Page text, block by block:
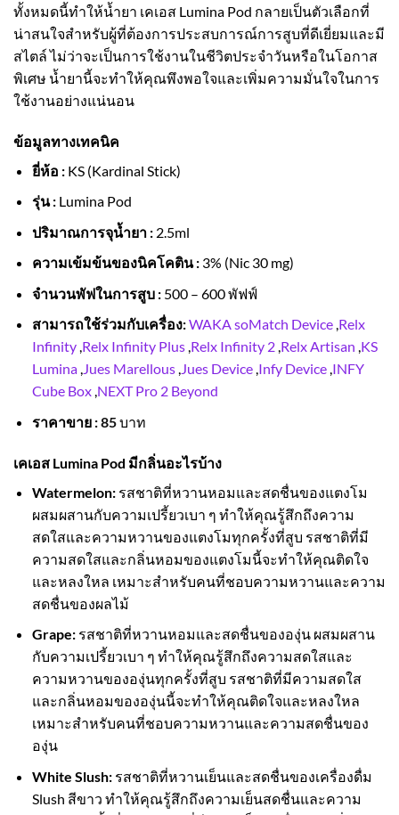
ทั้งหมดนี้ทำให้น้ำยา เคเอส Lumina Pod กลายเป็นตัวเลือกที่
น่าสนใจสำหรับผู้ที่ต้องการประสบการณ์การสูบที่ดีเยี่ยมและมี
สไตล์ ไม่ว่าจะเป็นการใช้งานในชีวิตประจำวันหรือในโอกาส
พิเศษ น้ำยานี้จะทำให้คุณพึงพอใจและเพิ่มความมั่นใจในการ
ใช้งานอย่างแน่นอน
ข้อมูลทางเทคนิค
ยี่ห้อ :KS (Kardinal Stick)
รุ่น :Lumina Pod
ปริมาณการจุน้ำยา :2.5ml
ความเข้มข้นของนิคโคติน :3% (Nic 30 mg)
จำนวนพัฟในการสูบ :500 – 600 พัฟฟ์
สามารถใช้ร่วมกับเครื่อง:WAKA soMatch Device,Relx
Infinity,Relx Infinity Plus,Relx Infinity 2,Relx Artisan ,KS
Lumina,Jues Marellous,Jues Device,Infy Device,INFY
Cube Box,NEXT Pro 2 Beyond
ราคาขาย :85บาท
เคเอส Lumina Pod มีกลิ่นอะไรบ้าง
Watermelon:รสชาติที่หวานหอมและสดชื่นของแตงโม
ผสมผสานกับความเปรี้ยวเบา ๆ ทำให้คุณรู้สึกถึงความ
สดใสและความหวานของแตงโมทุกครั้งที่สูบ รสชาติที่มี
ความสดใสและกลิ่นหอมของแตงโมนี้จะทำให้คุณติดใจ
และหลงใหล เหมาะสำหรับคนที่ชอบความหวานและความ
สดชื่นของผลไม้
Grape:รสชาติที่หวานหอมและสดชื่นขององุ่น ผสมผสาน
กับความเปรี้ยวเบา ๆ ทำให้คุณรู้สึกถึงความสดใสและ
ความหวานขององุ่นทุกครั้งที่สูบ รสชาติที่มีความสดใส
และกลิ่นหอมขององุ่นนี้จะทำให้คุณติดใจและหลงใหล
เหมาะสำหรับคนที่ชอบความหวานและความสดชื่นของ
องุ่น
White Slush:รสชาติที่หวานเย็นและสดชื่นของเครื่องดื่ม
Slush สีขาว ทำให้คุณรู้สึกถึงความเย็นสดชื่นและความ